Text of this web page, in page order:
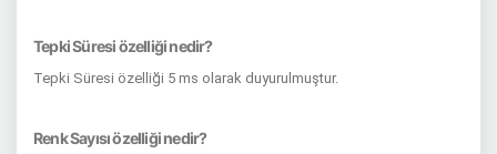
Tepki Süresi özelliği nedir?
Tepki Süresi özelliği 5 ms olarak duyurulmuştur.
Renk Sayısı özelliği nedir?